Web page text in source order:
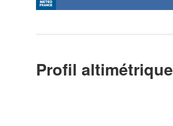
Profil altimétrique